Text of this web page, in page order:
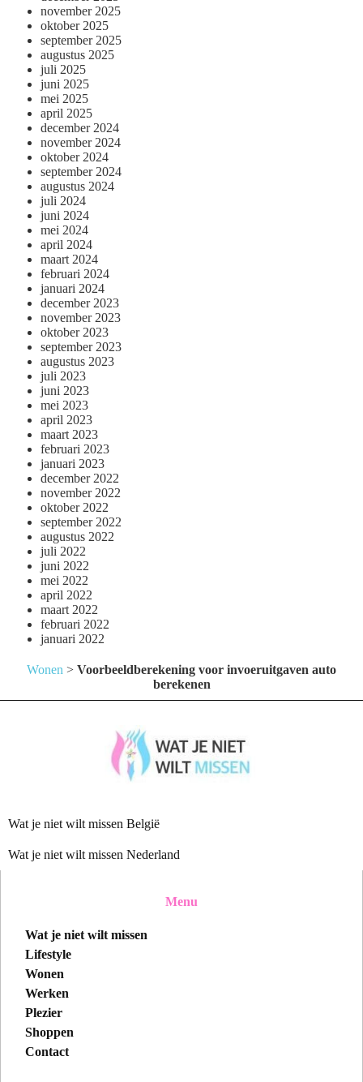
november 2025
oktober 2025
september 2025
augustus 2025
juli 2025
juni 2025
mei 2025
april 2025
december 2024
november 2024
oktober 2024
september 2024
augustus 2024
juli 2024
juni 2024
mei 2024
april 2024
maart 2024
februari 2024
januari 2024
december 2023
november 2023
oktober 2023
september 2023
augustus 2023
juli 2023
juni 2023
mei 2023
april 2023
maart 2023
februari 2023
januari 2023
december 2022
november 2022
oktober 2022
september 2022
augustus 2022
juli 2022
juni 2022
mei 2022
april 2022
maart 2022
februari 2022
januari 2022
Wonen > Voorbeeldberekening voor invoeruitgaven auto
berekenen
Wat je niet wilt missen België
Wat je niet wilt missen Nederland
Menu
Wat je niet wilt missen
Lifestyle
Wonen
Werken
Plezier
Shoppen
Contact